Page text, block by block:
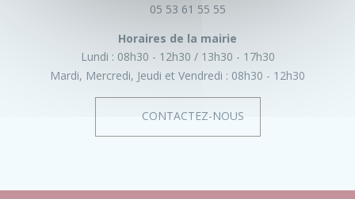
05 53 61 55 55
Horaires de la mairie
Lundi : 08h30 - 12h30
13h30 - 17h30
Mardi, Mercredi, Jeudi et Vendredi : 08h30 - 12h30
CONTACTEZ-NOUS